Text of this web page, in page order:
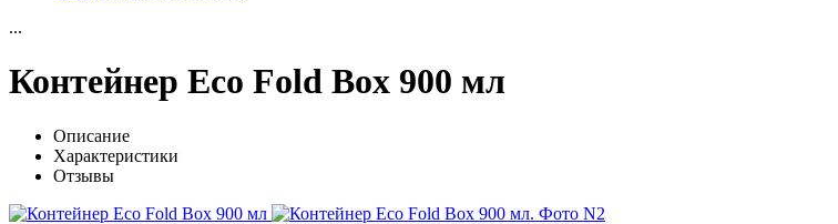
...
Контейнер Eco Fold Box 900 мл
Описание
Характеристики
Отзывы